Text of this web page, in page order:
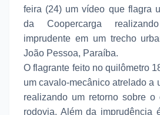
feira (24) um vídeo que flagra
da Coopercarga
imprudente em um trecho
João Pessoa, Paraíba.
O flagrante feito no quilômetro
um cavalo-mecânico atrelado a
realizando um retorno sobre o
rodovia. Além da imprudência